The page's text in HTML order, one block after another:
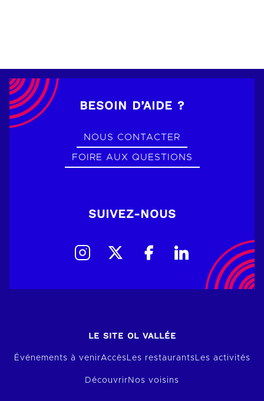
BESOIN D’AIDE ?
NOUS CONTACTER
FOIRE AUX QUESTIONS
SUIVEZ-NOUS
LE SITE OL VALLÉE
Événements à venirAccès Les restaurants Les activités
Découvrir Nos voisins